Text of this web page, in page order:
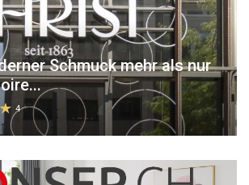
Schmuck mehr als nur
4